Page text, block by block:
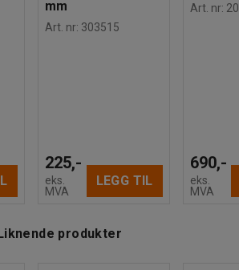
mm
Art. nr: 303515
225,-
eks.
MVA
LEGG TIL
Art. nr:
690,-
eks.
MVA
produkter